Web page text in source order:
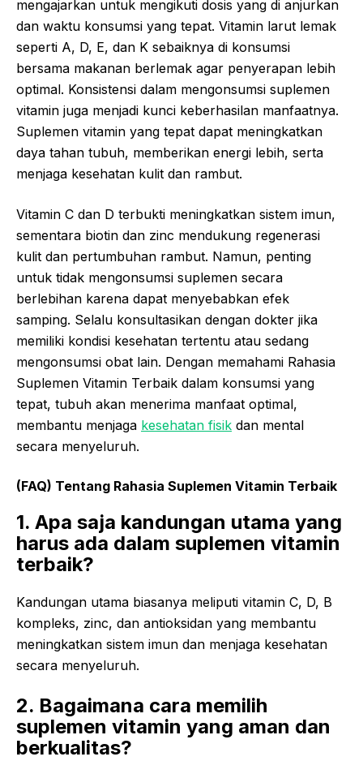
mengajarkan untuk mengikuti dosis yang di anjurkan
dan waktu konsumsi yang tepat. Vitamin larut lemak
seperti A, D, E, dan K sebaiknya di konsumsi
bersama makanan berlemak agar penyerapan lebih
optimal. Konsistensi dalam mengonsumsi suplemen
vitamin juga menjadi kunci keberhasilan manfaatnya.
Suplemen vitamin yang tepat dapat meningkatkan
daya tahan tubuh, memberikan energi lebih, serta
menjaga kesehatan kulit dan rambut.
Vitamin C dan D terbukti meningkatkan sistem imun,
sementara biotin dan zinc mendukung regenerasi
kulit dan pertumbuhan rambut. Namun, penting
untuk tidak mengonsumsi suplemen secara
berlebihan karena dapat menyebabkan efek
samping. Selalu konsultasikan dengan dokter jika
memiliki kondisi kesehatan tertentu atau sedang
mengonsumsi obat lain. Dengan memahami Rahasia
Suplemen Vitamin Terbaik dalam konsumsi yang
tepat, tubuh akan menerima manfaat optimal,
membantu menjaga kesehatan fisik dan mental
secara menyeluruh.
(FAQ) Tentang Rahasia Suplemen Vitamin Terbaik
1. Apa saja kandungan utama yang
harus ada dalam suplemen vitamin
terbaik?
Kandungan utama biasanya meliputi vitamin C, D, B
kompleks, zinc, dan antioksidan yang membantu
meningkatkan sistem imun dan menjaga kesehatan
secara menyeluruh.
2. Bagaimana cara memilih
suplemen vitamin yang aman dan
berkualitas?